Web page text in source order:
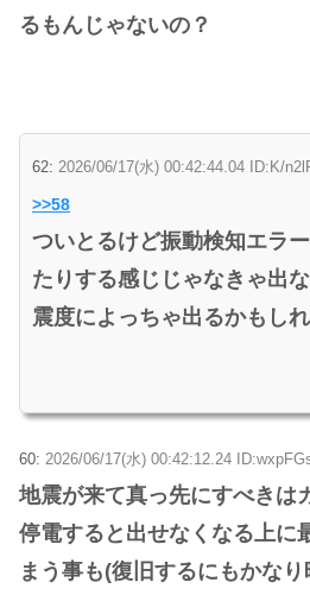
るもんじゃないの？
62: 2026/06/17(水) 00:42:44.04 ID:K/
>>58
ついとるけど振動検知エラ
たりする感じじゃなきゃ出
震度によっちゃ出るかもし
60: 2026/06/17(水) 00:42:12.24
地震が来て真っ先にすべきは
停電すると出せなくなる上に
まう事も(復旧するにもかな